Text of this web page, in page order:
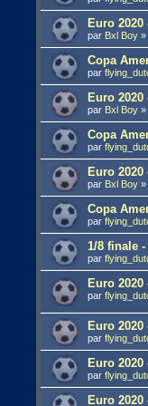
Euro 2020
par Bxl Boy
Copa
par
Euro
par Bxl Boy
Copa
par
Euro
par Bxl Boy
Copa
par
1/8 finale
par
Euro
par
Euro 2020
par
Euro 2020
par
Euro 2020